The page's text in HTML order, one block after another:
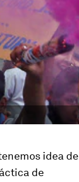
idea de
de